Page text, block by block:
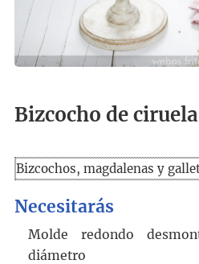
Bizcocho de
Bizcochos, magdalenas y
Necesitarás
Molde redondo
diámetro